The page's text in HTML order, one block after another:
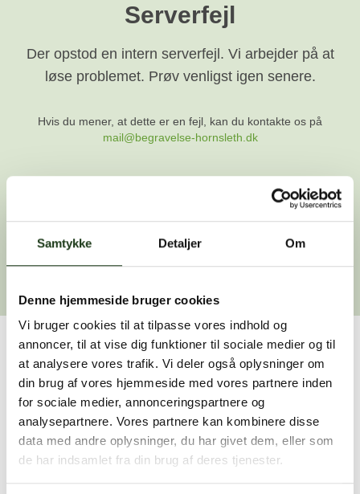
Samtykke Detaljer Om
Denne hjemmeside bruger cookies
Vi bruger cookies til at tilpasse vores indhold og
annoncer, til at vise dig funktioner til sociale medier og til
at analysere vores trafik. Vi deler også oplysninger om
din brug af vores hjemmeside med vores partnere inden
for sociale medier, annonceringspartnere og
analysepartnere. Vores partnere kan kombinere disse
data med andre oplysninger, du har givet dem, eller som
de har indsamlet fra din brug af deres tjenester.
Serverfejl
Der opstod en intern serverfejl. Vi arbejder på at
løse problemet. Prøv venligst igen senere.
Hvis du mener, at dette er en fejl, kan du kontakte os på
mail@begravelse-hornsleth.dk
Gå tilbage
Har du brug for hjælp?
Vi er her for at hjælpe dig. Du er velkommen til at kontakte
os, hvis du har spørgsmål eller brug for assistance.
59 45 10 14
Find nærmeste afdeling